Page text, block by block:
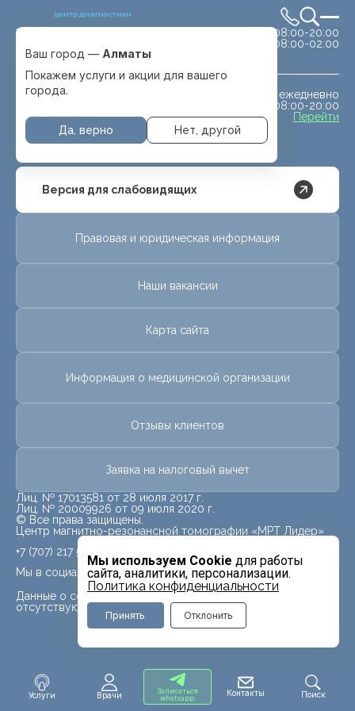
центр диагностики
Выбрать город
с. Отеген батыра
сб-вс 08:00-20:00
08:00-02:00
ежедневно
08:00-20:00
Перейти
Ваш город — Алматы
Покажем услуги и акции для вашего
города.
Да, верно Нет, другой
Услуги Врачи
Записаться
whatsapp
Контакты Поиск
Мы используем Cookie для работы
сайта, аналитики, персонализации.
Политика конфиденциальности
Принять Отклонить
Версия для слабовидящих
Правовая и юридическая информация
Наши вакансии
Карта сайта
Информация о медицинской организации
Отзывы клиентов
Заявка на налоговый вычет
Лиц. № 17013581 от 28 июля 2017 г.
Лиц. № 20009926 от 09 июля 2020 г.
© Все права защищены.
Центр магнитно-резонансной томографии «МРТ Лидер»
Мы в социальных сетях
Данные о социальных сетях для данного филиала
отсутствуют
+7 (707) 217 5840